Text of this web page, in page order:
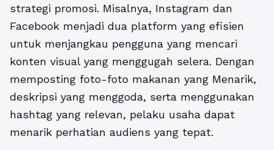
strategi promosi. Misalnya, Instagram dan
Facebook menjadi dua platform yang efisien
untuk menjangkau pengguna yang mencari
konten visual yang menggugah selera. Dengan
memposting foto-foto makanan yang Menarik,
deskripsi yang menggoda, serta menggunakan
hashtag yang relevan, pelaku usaha dapat
menarik perhatian audiens yang tepat.